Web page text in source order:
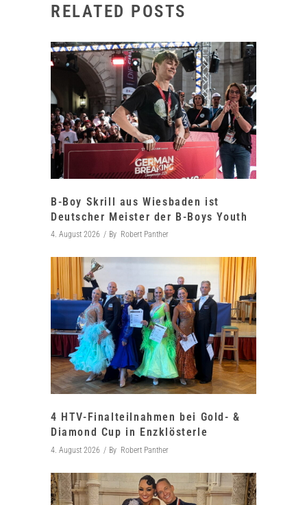
RELATED POSTS
B-Boy Skrill aus Wiesbaden ist
Deutscher Meister der B-Boys Youth
4. August 2026 By Robert Panther
4 HTV-Finalteilnahmen bei Gold- &
Diamond Cup in Enzklösterle
4. August 2026 By Robert Panther